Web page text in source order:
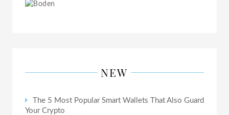
NEW
The 5 Most Popular Smart Wallets That Also Guard
Your Crypto